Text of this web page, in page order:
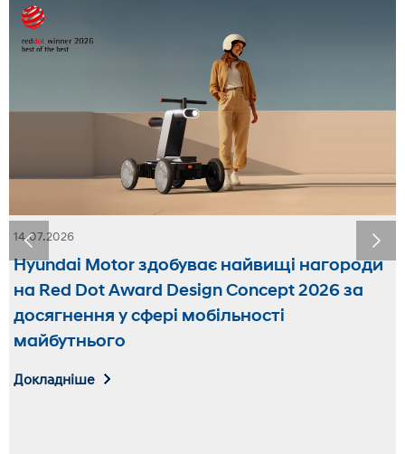
14.07.2026
Hyundai Motor здобуває найвищі нагороди
на Red Dot Award Design Concept 2026 за
досягнення у сфері мобільності
майбутнього
Докладніше